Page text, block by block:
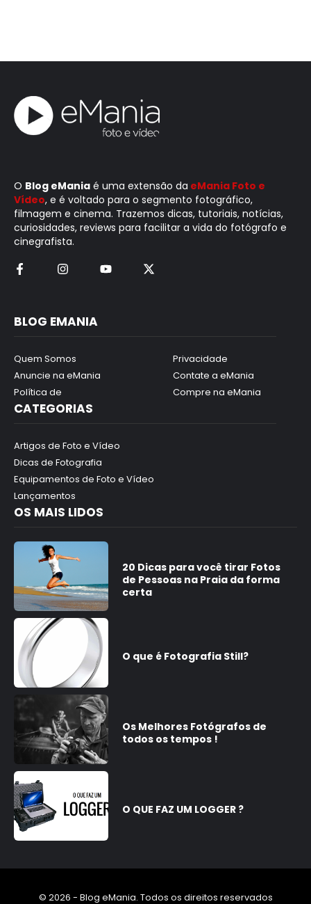
O Blog eMania é uma extensão da eMania Foto e
Vídeo, e é voltado para o segmento fotográfico,
filmagem e cinema. Trazemos dicas, tutoriais, notícias,
curiosidades, reviews para facilitar a vida do fotógrafo e
cinegrafista.
BLOG EMANIA
Quem Somos
Anuncie na eMania
Política de
Privacidade
Contate a eMania
Compre na eMania
CATEGORIAS
Artigos de Foto e Vídeo
Dicas de Fotografia
Equipamentos de Foto e Vídeo
Lançamentos
OS MAIS LIDOS
20 Dicas para você tirar Fotos
de Pessoas na Praia da forma
certa
O que é Fotografia Still?
Os Melhores Fotógrafos de
todos os tempos !
O QUE FAZ UM LOGGER ?
© 2026 - Blog eMania. Todos os direitos reservados